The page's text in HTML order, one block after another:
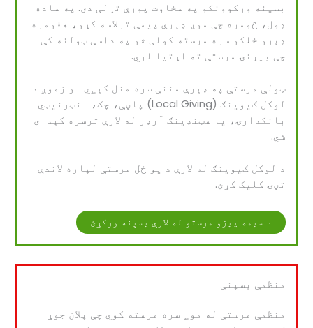
بسپنه ورکوونکو په سخاوت پورې تړلی دی. په ساده
ډول، څومره چې موږ ډېرې پیسې ترلاسه کړو، هغومره
ډېرو خلکو سره مرسته کولی شو په داسې ټولنه کې
چې بیړنۍ مرستې ته اړتیا لري.
ټولې مرستې په ډېرې مننې سره منل کېږي او زموږ د
لوکل ګیوینګ (Local Giving) پاڼې، چک، انټرنیټي
بانکدارۍ، یا سټنډینګ آرډر له لارې ترسره کېدای
شي.
د لوکل ګیوینګ له لارې د یو ځل مرستې لپاره لاندې
تڼۍ کلیک کړئ.
د سیمه ییزو مرستو له لارې بسپنه ورکړئ
منظمې بسپنې
منظمې مرستې له موږ سره مرسته کوي چې پلان جوړ